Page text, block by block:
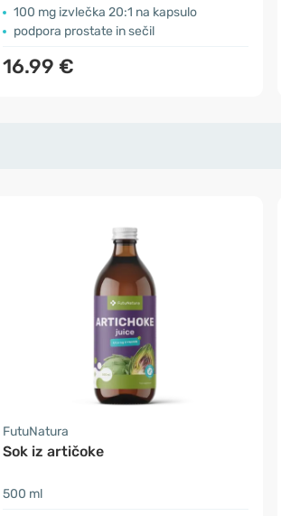
100 mg izvlečka 20:1 na kapsulo
podpora prostate in sečil
16.99 €
FutuNatura
Sok iz artičoke
500 ml